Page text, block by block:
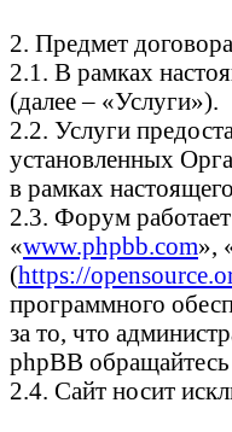
2. Предмет договора
2.1. В рамках
(далее – «Услуги»).
2.2. Услуги
установленных
в рамках
2.3. Форум
«www.phpbb.com»,
(https://
программного
за то, что
phpBB
2.4. Сайт носит